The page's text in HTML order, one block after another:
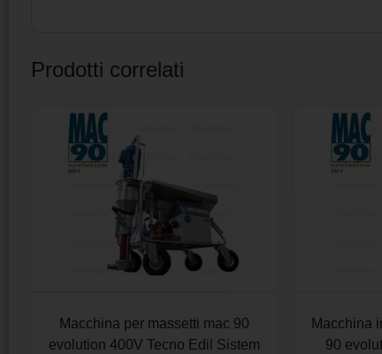
Prodotti correlati
Macchina per massetti mac 90
evolution 400V Tecno Edil Sistem
Macchina
90